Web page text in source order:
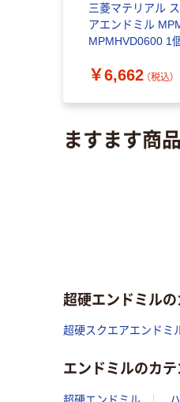
三菱マテリアル
アエンドミル
MPMHVD0600 1個
￥6,662 （税込）
ますます商
超硬エンドミル
超硬スクエアエンドミ
エンドミルのカ